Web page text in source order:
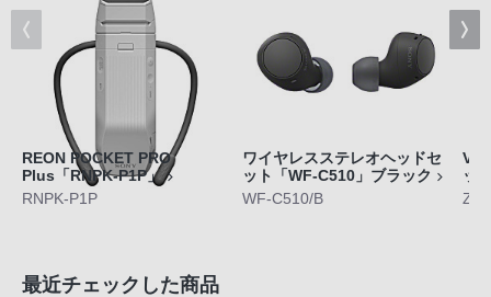
REON POCKET PRO
Plus「RNPK-P1P」
RNPK-P1P
ワイヤレスステレオヘッドセ
ット「WF-C510」ブラック
WF-C510/B
ッ
ZV-
最近チェックした商品